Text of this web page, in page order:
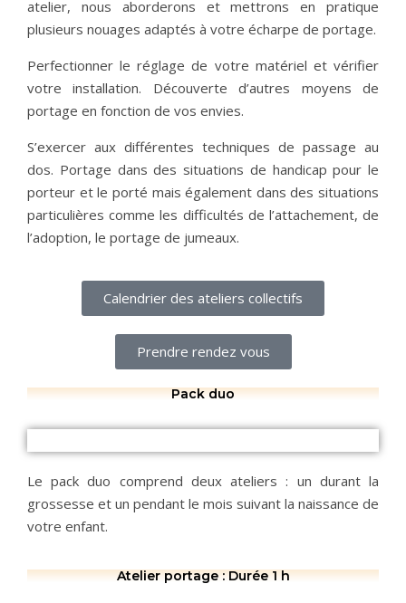
atelier, nous aborderons et mettrons en pratique
plusieurs nouages adaptés à votre écharpe de portage.
Perfectionner le réglage de votre matériel et vérifier
votre installation. Découverte d’autres moyens de
portage en fonction de vos envies.
S’exercer aux différentes techniques de passage au
dos. Portage dans des situations de handicap pour le
porteur et le porté mais également dans des situations
particulières comme les difficultés de l’attachement, de
l’adoption, le portage de jumeaux.
Calendrier des ateliers collectifs
Prendre rendez vous
Pack duo
Le pack duo comprend deux ateliers : un durant la
grossesse et un pendant le mois suivant la naissance de
votre enfant.
Atelier portage : Durée 1 h